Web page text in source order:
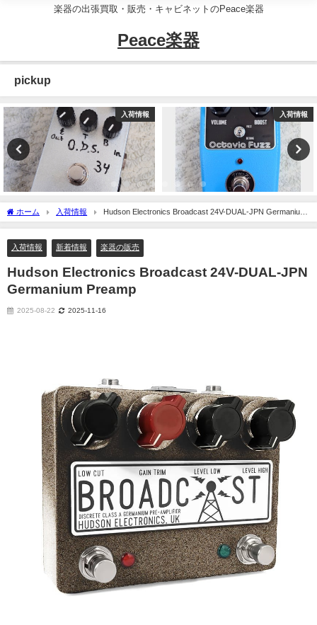
楽器の出張買取・販売・キャビネットのPeace楽器
Peace楽器
pickup
入荷情報 入荷情報
ホーム 入荷情報
Hudson Electronics Broadcast 24V-DUAL-JPN Germanium
Preamp
入荷情報 新着情報 楽器の販売
Hudson Electronics Broadcast 24V-DUAL-JPN
Germanium Preamp
2025-08-22 2025-11-16